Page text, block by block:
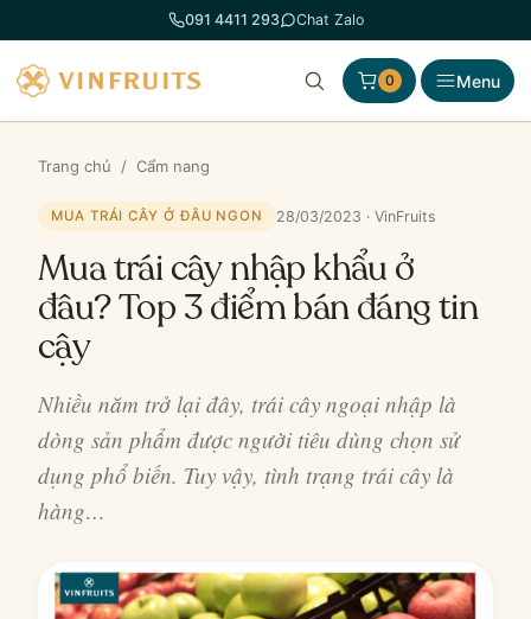
đến
phần
nội
dung
091 4411 293 Chat Zalo
0 Menu
Trang chủ / Cẩm nang
MUA TRÁI CÂY Ở ĐÂU NGON 28/03/2023 · VinFruits
Mua trái cây nhập khẩu ở
đâu? Top 3 điểm bán đáng tin
cậy
Nhiều năm trở lại đây, trái cây ngoại nhập là
dòng sản phẩm được người tiêu dùng chọn sử
dụng phổ biến. Tuy vậy, tình trạng trái cây là
hàng…